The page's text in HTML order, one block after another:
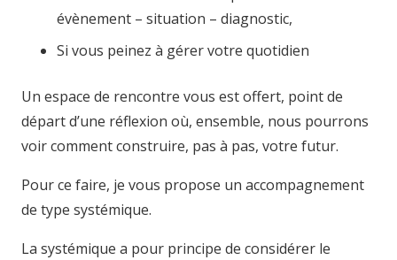
évènement – situation – diagnostic,
Si vous peinez à gérer votre quotidien
Un espace de rencontre vous est offert, point de
départ d’une réflexion où, ensemble, nous pourrons
voir comment construire, pas à pas, votre futur.
Pour ce faire, je vous propose un accompagnement
de type systémique.
La systémique a pour principe de considérer le